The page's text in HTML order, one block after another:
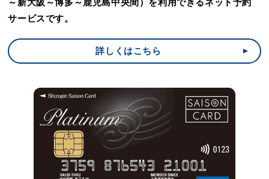
～新大阪～博多～鹿児島中央間）を利用できるネット予約
サービスです。
詳しくはこちら